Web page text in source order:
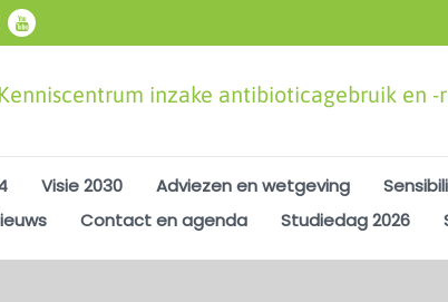
Kenniscentrum inzake antibioticagebruik en
Visie 2030 Adviezen en wetgeving
Contact en agenda Studiedag 2026